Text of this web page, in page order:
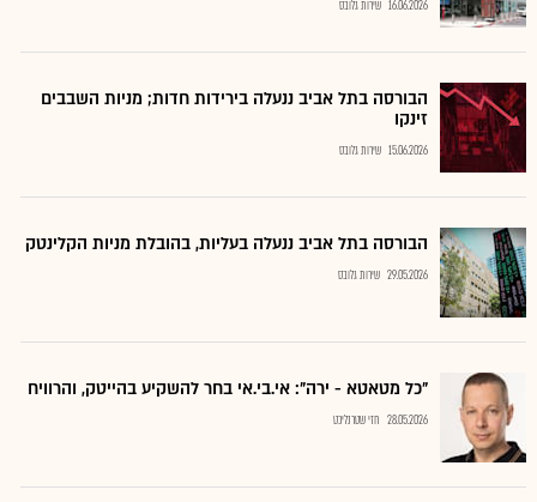
16.06.2026 שירות גלובס
הבורסה בתל אביב ננעלה בירידות חדות; מניות השבבים
זינקו
15.06.2026 שירות גלובס
הבורסה בתל אביב ננעלה בעליות, בהובלת מניות הקלינטק
29.05.2026 שירות גלובס
"כל מטאטא - ירה": אי.בי.אי בחר להשקיע בהייטק, והרוויח
28.05.2026 חזי שטרנליכט